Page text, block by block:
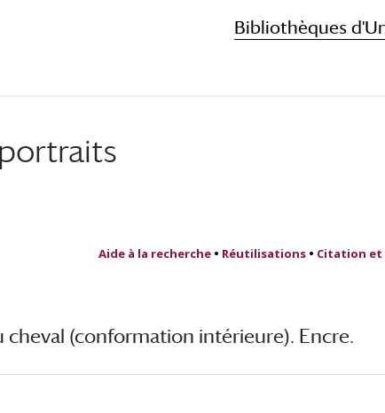
Bibliothèques
Aide à la recherche • Réutilisations • Citation et
cheval (conformation intérieure). Encre.